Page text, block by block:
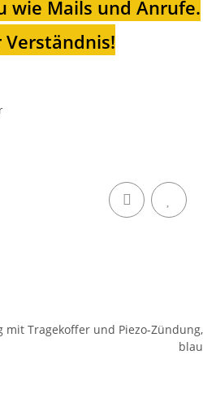
wie Mails und Anrufe.